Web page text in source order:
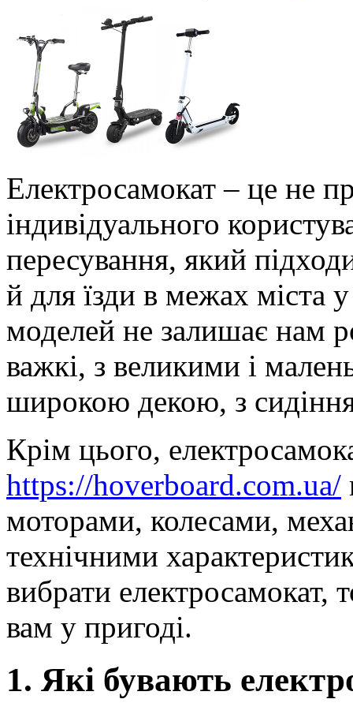
Електросамокат – це не
індивідуального
пересування, який
й для їзди в межах міста у
моделей не залишає нам
важкі, з великими і
широкою декою, з
Крім цього,
https://hoverboard.com.ua/
моторами, колесами,
технічними
вибрати електросамокат,
вам у пригоді.
1. Які бувають